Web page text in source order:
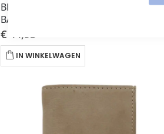
BEAR
BALTIC BEIGE FLAPPIE CL15572-ONE
€ 44,95
IN WINKELWAGEN